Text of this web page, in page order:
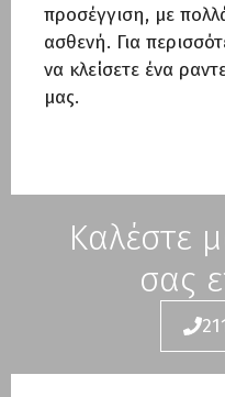
προσέγγιση, με
ασθενή. Για
να κλείσετε ένα
μας.
Καλέστε
σας